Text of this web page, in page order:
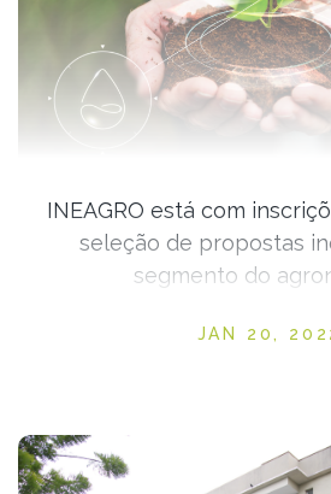
INEAGRO está com
seleção de propostas
segmento do
Posted on
JAN 20,